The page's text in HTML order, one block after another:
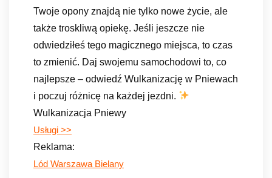
Twoje opony znajdą nie tylko nowe życie, ale
także troskliwą opiekę. Jeśli jeszcze nie
odwiedziłeś tego magicznego miejsca, to czas
to zmienić. Daj swojemu samochodowi to, co
najlepsze – odwiedź Wulkanizację w Pniewach
i poczuj różnicę na każdej jezdni.
Wulkanizacja Pniewy
Usługi >>
Reklama:
Lód Warszawa Bielany